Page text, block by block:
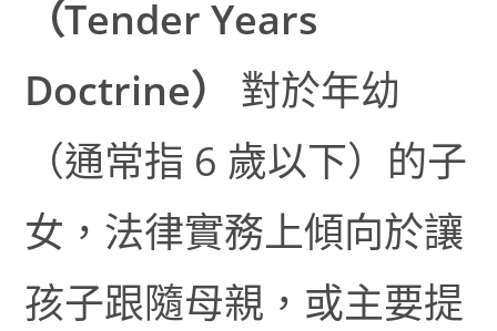
（Tender Years
Doctrine）
對於年幼
（通常指 6 歲以下）的子
女，法律實務上傾向於讓
孩子跟隨母親，或主要提